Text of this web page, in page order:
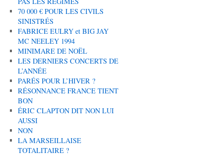
70 000 € POUR LES CIVILS
SINISTRÉS
FABRICE EULRY et BIG JAY
MC NEELEY 1994
MINIMARE DE NOËL
LES DERNIERS CONCERTS DE
L’ANNÉE
PARÉS POUR L’HIVER ?
RÉSONNANCE FRANCE TIENT
BON
ÉRIC CLAPTON DIT NON LUI
AUSSI
NON
LA MARSEILLAISE
TOTALITAIRE ?